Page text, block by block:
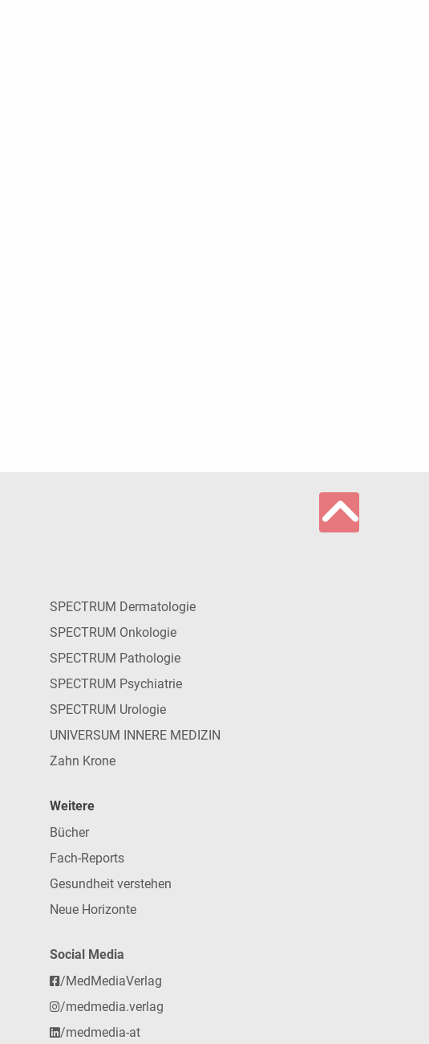
SPECTRUM Dermatologie
SPECTRUM Onkologie
SPECTRUM Pathologie
SPECTRUM Psychiatrie
SPECTRUM Urologie
UNIVERSUM INNERE MEDIZIN
Zahn Krone
Weitere
Bücher
Fach-Reports
Gesundheit verstehen
Neue Horizonte
Social Media
/MedMediaVerlag
/medmedia.verlag
/medmedia-at